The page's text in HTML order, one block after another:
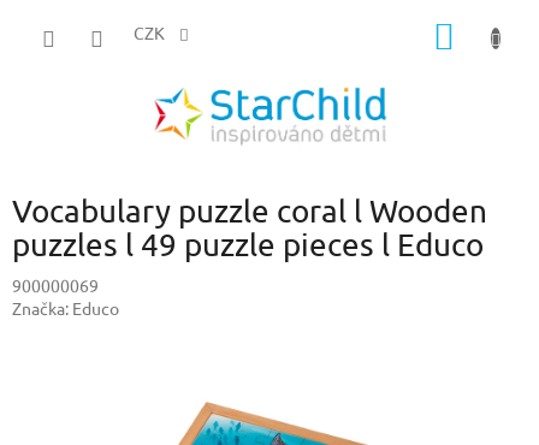
CZK
Vocabulary puzzle coral l Wooden
puzzles l 49 puzzle pieces l Educo
900000069
Značka: Educo